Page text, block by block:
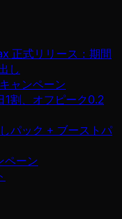
正式リリース：期間
し
ャンペーン
割、オフピーク0.2
パック + ブーストパ
ペーン